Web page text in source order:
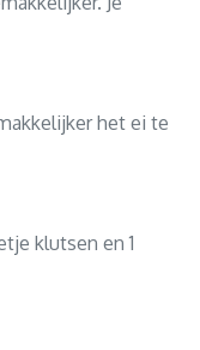
het ei te
klutsen en 1